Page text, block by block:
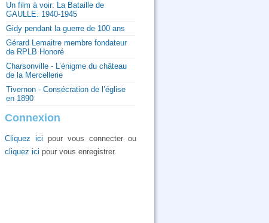
Un film à voir: La Bataille de
GAULLE. 1940-1945
Gidy pendant la guerre de 100 ans
Gérard Lemaitre membre fondateur
de RPLB Honoré
Charsonville - L’énigme du château
de la Mercellerie
Tivernon - Consécration de l’église
en 1890
Connexion
Cliquez ici pour vous connecter ou
cliquez ici pour vous enregistrer.